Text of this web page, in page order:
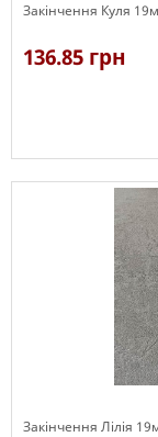
Закінчення Куля
136.85 грн
Закінчення Лілія